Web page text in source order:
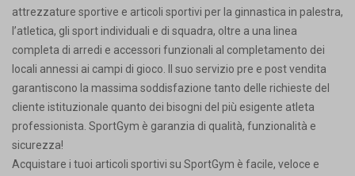
attrezzature sportive e articoli sportivi per la ginnastica in palestra,
l’atletica, gli sport individuali e di squadra, oltre a una linea
completa di arredi e accessori funzionali al completamento dei
locali annessi ai campi di gioco. Il suo servizio pre e post vendita
garantiscono la massima soddisfazione tanto delle richieste del
cliente istituzionale quanto dei bisogni del più esigente atleta
professionista. SportGym è garanzia di qualità, funzionalità e
sicurezza!
Acquistare i tuoi articoli sportivi su SportGym è facile, veloce e